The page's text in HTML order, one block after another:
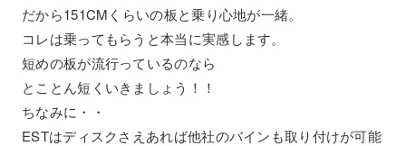
だから151CMくらいの板と乗り心地が一緒。
コレは乗ってもらうと本当に実感します。
短めの板が流行っているのなら
とことん短くいきましょう！！
ちなみに・・
ESTはディスクさえあれば他社のバインも取り付けが可能